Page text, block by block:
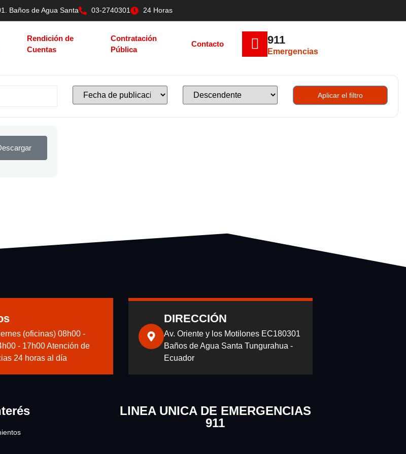
Baños de Agua Santa 03-2740301 24 Horas
Rendición de
Cuentas
Contratación
Pública
Contacto 911
Emergencias
Aplicar el filtro
(oficinas) 08h00 -
- 17h00 Atención de
24 horas al día
DIRECCIÓN
Av. Oriente y los Motilones EC180301
Baños de Agua Santa Tungurahua -
Ecuador
LINEA UNICA DE EMERGENCIAS
911